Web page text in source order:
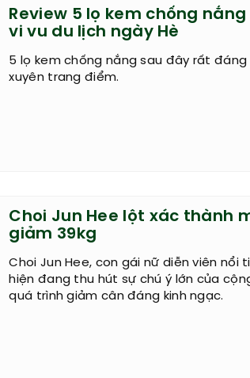
Review 5 lọ kem chống
vi vu du lịch ngày Hè
5 lọ kem chống nắng sau đây rất
xuyên trang điểm.
Choi Jun Hee lột xác thành
giảm 39kg
Choi Jun Hee, con gái nữ diễn viên nổi
hiện đang thu hút sự chú ý lớn của
quá trình giảm cân đáng kinh ngạc.